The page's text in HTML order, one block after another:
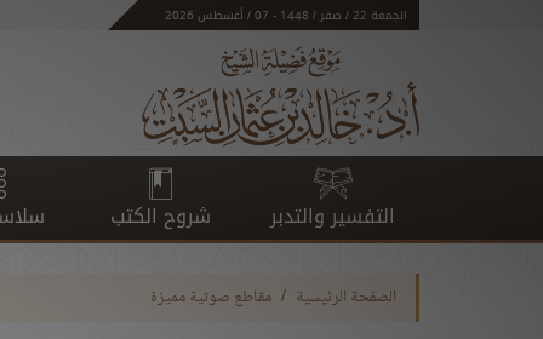
الجمعة 22 / صفر / 1448 - 07 / أغسطس 2026
التفسير والتدبر شروح الكتب
الصفحة الرئيسية مقاطع صوتية مميزة